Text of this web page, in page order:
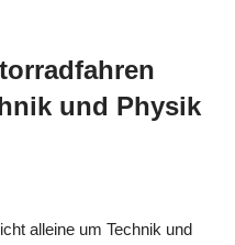
und Physik
alleine um Technik und